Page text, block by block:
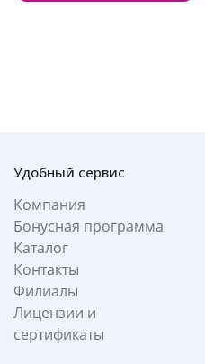
Удобный сервис
Компания
Бонусная программа
Каталог
Контакты
Филиалы
Лицензии и
сертификаты